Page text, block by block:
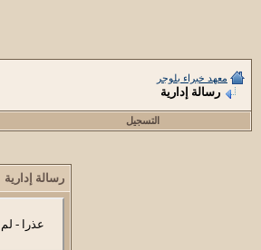
معهد خبراء بلوجر
رسالة إدارية
التسجيل
رسالة إدارية
عذرا -